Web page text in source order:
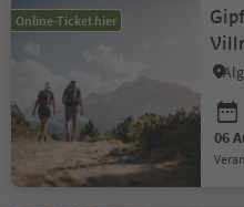
Online-Ticket hier
06